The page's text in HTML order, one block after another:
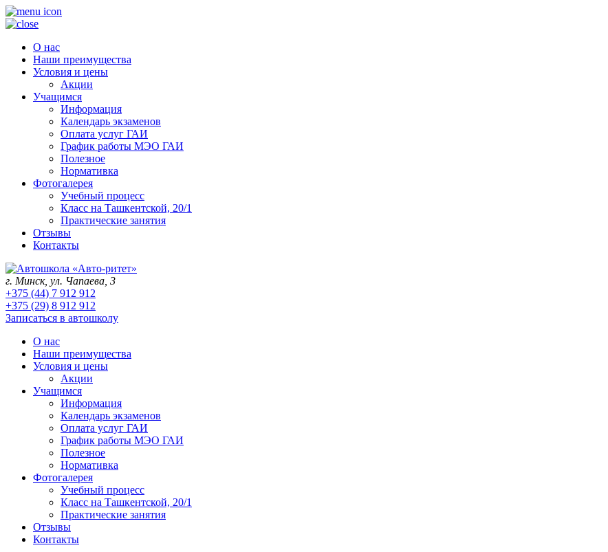
О нас
Наши преимущества
Условия и цены
Акции
Учащимся
Информация
Календарь экзаменов
Оплата услуг ГАИ
График работы МЭО ГАИ
Полезное
Нормативка
Фотогалерея
Учебный процесс
Класс на Ташкентской, 20/1
Практические занятия
Отзывы
Контакты
г. Минск, ул. Чапаева, 3
+375 (44) 7 912 912
+375 (29) 8 912 912
Записаться в автошколу
О нас
Наши преимущества
Условия и цены
Акции
Учащимся
Информация
Календарь экзаменов
Оплата услуг ГАИ
График работы МЭО ГАИ
Полезное
Нормативка
Фотогалерея
Учебный процесс
Класс на Ташкентской, 20/1
Практические занятия
Отзывы
Контакты